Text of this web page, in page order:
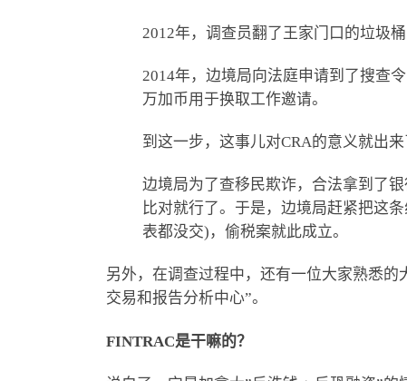
2012年，调查员翻了王家门口的垃圾
2014年，边境局向法庭申请到了搜查
万加币用于换取工作邀请。
到这一步，这事儿对CRA的意义就出来
边境局为了查移民欺诈，合法拿到了
比对就行了。于是，边境局赶紧把这
表都没交)，偷税案就此成立。
另外，在调查过程中，还有一位大家熟悉
交易和报告分析中心”。
FINTRAC是干嘛的？